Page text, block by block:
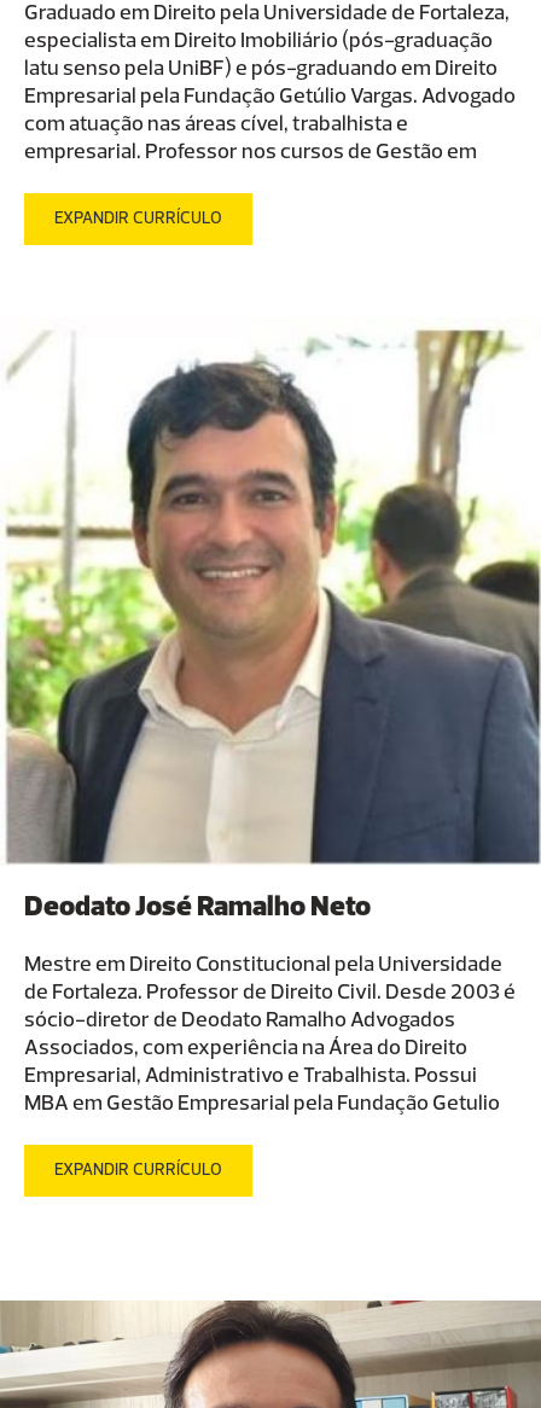
Graduado em Direito pela Universidade de Fortaleza,
especialista em Direito Imobiliário (pós-graduação
latu senso pela UniBF) e pós-graduando em Direito
Empresarial pela Fundação Getúlio Vargas. Advogado
com atuação nas áreas cível, trabalhista e
empresarial. Professor nos cursos de Gestão em
Bacharelado em Direito na Faculdade de Ciências e
EXPANDIR CURRÍCULO
Deodato José Ramalho Neto
Mestre em Direito Constitucional pela Universidade
de Fortaleza. Professor de Direito Civil. Desde 2003 é
sócio-diretor de Deodato Ramalho Advogados
Associados, com experiência na Área do Direito
Empresarial, Administrativo e Trabalhista. Possui
MBA em Gestão Empresarial pela Fundação Getulio
Empresarial pela FESAC/UECE.
EXPANDIR CURRÍCULO